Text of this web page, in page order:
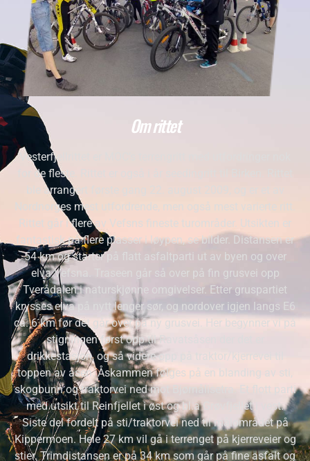
Om rittet
Vesterfjellrittet er MOC’s terrengritt med utfordringer nok
for de fleste. Rittet er også i år seedingritt til Birken. Rittet
ble arrangert første gang 22. august 2009, og er et av
Nordnorges mest utfordrende, men også mest varierte ritt.
Rittet går i flere av Vefsns fineste turområder. Utsikten er
fantastisk på flere plasser i løypen, se bilder. Distansen er
54 km og starter på flatt asfaltparti ut av byen og over
elva Vefsna. Traseen går så over på fin grusvei opp
Tverådalen i naturskjønne omgivelser. Etter gruspartiet
krysses elva på nytt lenger sør, og nordover igjen langs E6
ca. 6 km før det går over på ny grusvei. Her begynner vi på
stigningen først opp til Ravatsåsen der det er
drikkestasjon, og så videre opp på traktor/kjerrevei til
toppen av åsen. Åskammen følges på en blanding av sti,
skogbunn og traktorvei ned mot Bjørnålisetra. Et flott parti
med utsikt til Reinfjellet i øst og bl.a Grøvfjellet i vest.
Siste del fordelt på sti/traktorvei ned til målområdet på
Kippermoen. Hele 27 km vil gå i terrenget på kjerreveier og
stier. Trimdistansen er på 34 km som går på fine asfalt og